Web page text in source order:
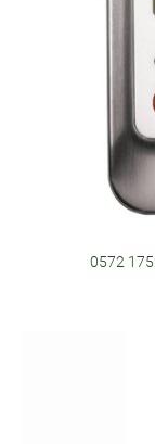
0572